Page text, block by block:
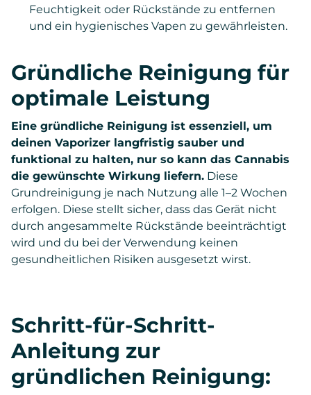
Feuchtigkeit oder Rückstände zu entfernen
und ein hygienisches Vapen zu gewährleisten.
Gründliche Reinigung für
optimale Leistung
Eine gründliche Reinigung ist essenziell, um
deinen Vaporizer langfristig sauber und
funktional zu halten, nur so kann das Cannabis
die gewünschte Wirkung liefern. Diese
Grundreinigung je nach Nutzung alle 1–2 Wochen
erfolgen. Diese stellt sicher, dass das Gerät nicht
durch angesammelte Rückstände beeinträchtigt
wird und du bei der Verwendung keinen
gesundheitlichen Risiken ausgesetzt wirst.
Schritt-für-Schritt-
Anleitung zur
gründlichen Reinigung: